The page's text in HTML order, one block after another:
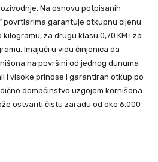
Na osnovu potpisanih
povrtlarima garantuje otkupnu cijenu
kilogramu, za drugu klasu 0,70 KM i za
Imajući u vidu činjenica da
na površini od jednog dunuma
i visoke prinose i garantiran otkup po
domaćinstvo uzgojem kornišona
ostvariti čistu zaradu od oko 6.000